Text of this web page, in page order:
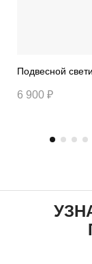
6 900 ₽